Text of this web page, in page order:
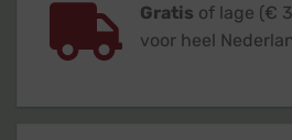
Gratis of lage (€
voor heel